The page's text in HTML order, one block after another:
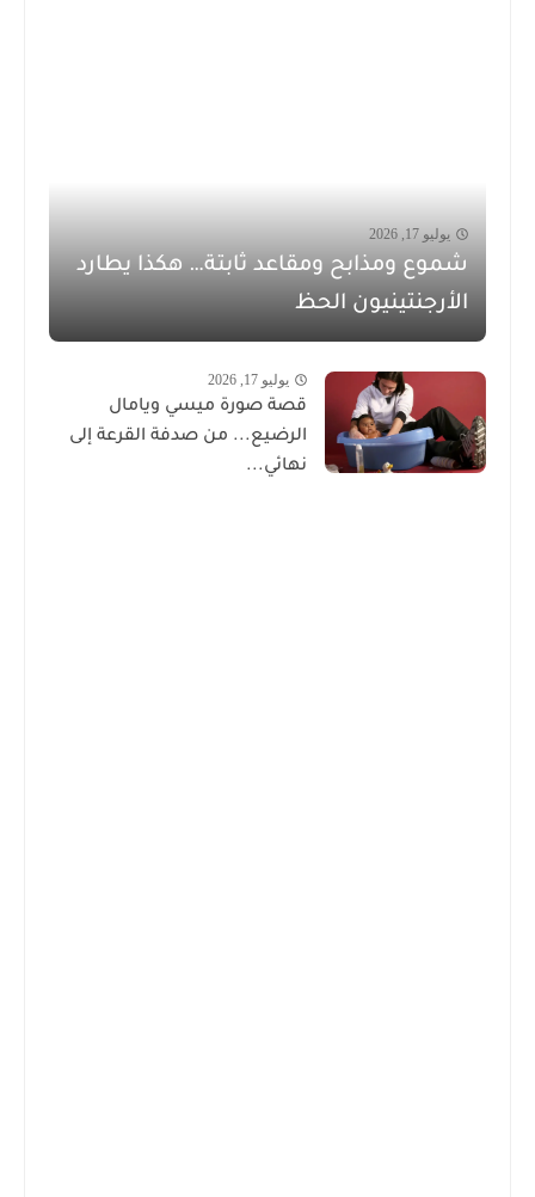
يوليو 17, 2026
شموع ومذابح ومقاعد ثابتة… هكذا يطارد
الأرجنتينيون الحظ
يوليو 17, 2026
قصة صورة ميسي ويامال
الرضيع... من صدفة القرعة إلى
نهائي...